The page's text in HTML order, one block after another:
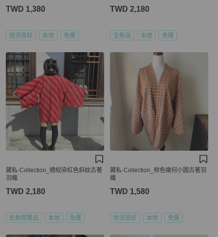
TWD 1,380
狀況良好 本地 免運
TWD 2,180
全新品 本地 免運
藏私·Collection_總絞染紅色斜紋古著
羽織
TWD 2,180
近新閒置品 本地 免運
藏私·Collection_棕色幾何小圖古著羽
織
TWD 1,580
狀況良好 本地 免運